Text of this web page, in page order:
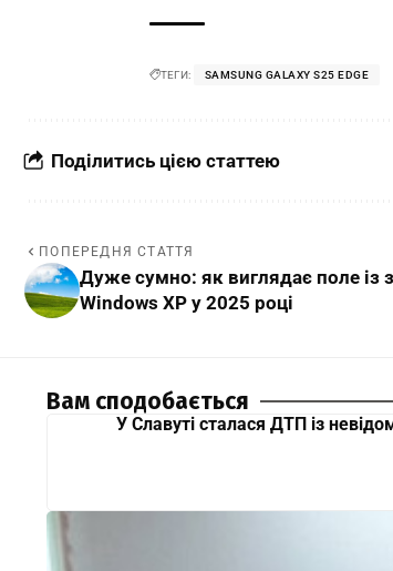
ТЕГИ: SAMSUNG GALAXY S25 EDGE
Поділитись цією статтею
ПОПЕРЕДНЯ СТАТТЯ
Дуже сумно: як виглядає поле із
Windows XP у 2025 році
Вам сподобається
У Славуті сталася ДТП із